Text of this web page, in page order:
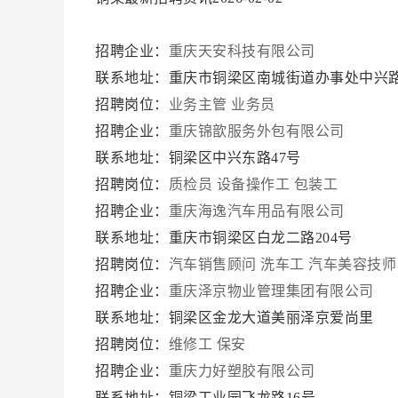
招聘企业： 重庆天安科技有限公司
联系地址：重庆市铜梁区南城街道办事处中兴
招聘岗位： 业务主管 业务员
招聘企业： 重庆锦歆服务外包有限公司
联系地址：铜梁区中兴东路47号
招聘岗位： 质检员 设备操作工 包装工
招聘企业： 重庆海逸汽车用品有限公司
联系地址：重庆市铜梁区白龙二路204号
招聘岗位： 汽车销售顾问 洗车工 汽车美容技师
招聘企业： 重庆泽京物业管理集团有限公司
联系地址：铜梁区金龙大道美丽泽京爱尚里
招聘岗位： 维修工 保安
招聘企业： 重庆力好塑胶有限公司